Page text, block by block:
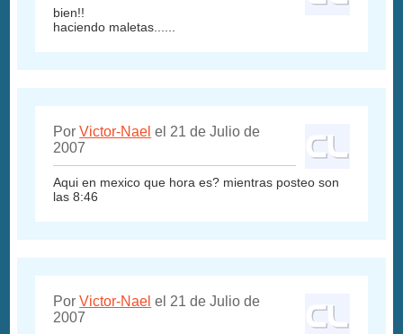
bien!!
haciendo maletas......
PorVictor-Nael el 21 de Julio de
2007
Aqui en mexico que hora es? mientras posteo son
las 8:46
PorVictor-Nael el 21 de Julio de
2007